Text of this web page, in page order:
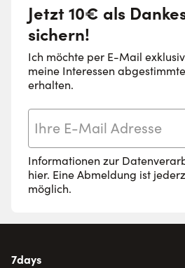
Jetzt 10€ als
sichern!
Ich möchte per E-Mail
meine Interessen
erhalten.
Informationen zur
hier. Eine Abmeldung ist
möglich.
7days